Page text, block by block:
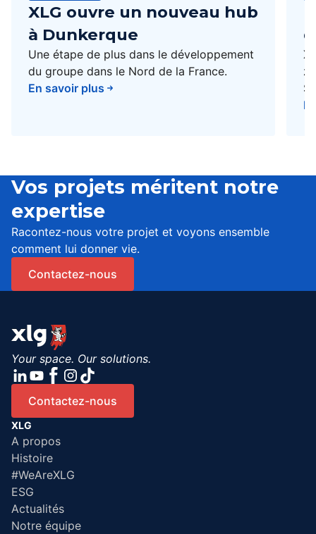
XLG ouvre un nouveau hub
à Dunkerque
Une étape de plus dans le développement
du groupe dans le Nord de la France.
En savoir plus
Vos projets méritent notre
expertise
Racontez-nous votre projet et voyons ensemble
comment lui donner vie.
Contactez-nous
Your space. Our solutions.
Contactez-nous
XLG
A propos
Histoire
#WeAreXLG
ESG
Actualités
Notre équipe